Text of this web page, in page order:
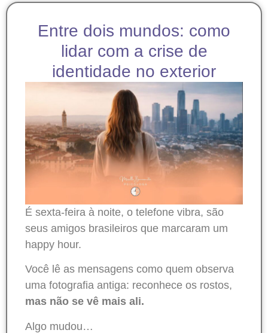
Entre dois mundos: como
lidar com a crise de
identidade no exterior
É sexta-feira à noite, o telefone vibra, são
seus amigos brasileiros que marcaram um
happy hour.
Você lê as mensagens como quem observa
uma fotografia antiga: reconhece os rostos,
mas não se vê mais ali.
Algo mudou…